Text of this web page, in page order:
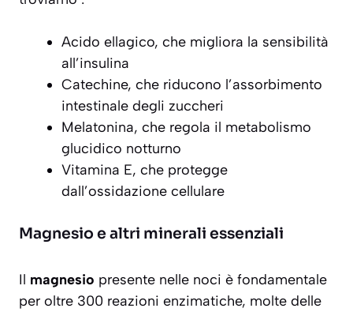
Acido ellagico, che migliora la sensibilità
all’insulina
Catechine, che riducono l’assorbimento
intestinale degli zuccheri
Melatonina, che regola il metabolismo
glucidico notturno
Vitamina E, che protegge
dall’ossidazione cellulare
Magnesio e altri minerali essenziali
Il magnesio presente nelle noci è fondamentale
per oltre 300 reazioni enzimatiche, molte delle